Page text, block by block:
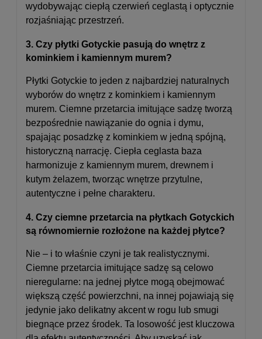
wydobywając ciepłą czerwień ceglastą i optycznie
rozjaśniając przestrzeń.
3. Czy płytki Gotyckie pasują do wnętrz z
kominkiem i kamiennym murem?
Płytki Gotyckie to jeden z najbardziej naturalnych
wyborów do wnętrz z kominkiem i kamiennym
murem. Ciemne przetarcia imitujące sadzę tworzą
bezpośrednie nawiązanie do ognia i dymu,
spajając posadzkę z kominkiem w jedną spójną,
historyczną narrację. Ciepła ceglasta baza
harmonizuje z kamiennym murem, drewnem i
kutym żelazem, tworząc wnętrze przytulne,
autentyczne i pełne charakteru.
4. Czy ciemne przetarcia na płytkach Gotyckich
są równomiernie rozłożone na każdej płytce?
Nie – i to właśnie czyni je tak realistycznymi.
Ciemne przetarcia imitujące sadzę są celowo
nieregularne: na jednej płytce mogą obejmować
większą część powierzchni, na innej pojawiają się
jedynie jako delikatny akcent w rogu lub smugi
biegnące przez środek. Ta losowość jest kluczowa